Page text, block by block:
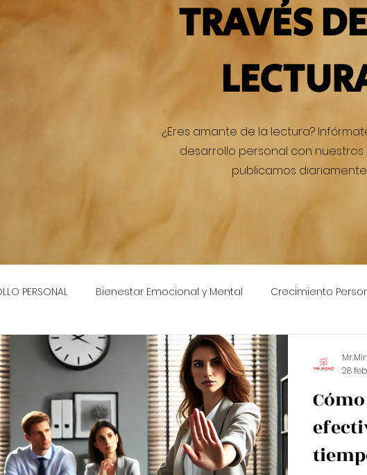
TRAVÉS
¿Eres amante de la lectura?
desarrollo personal con nuestros
publicamos diariamente.
PERSONAL Bienestar Emocional y Mental Crecimiento
para crecer profesional Mejora tu inteligencia emocional
tus habilidades sociales Consejos para tu salud y bienestar
tu productividad y tiempo
28